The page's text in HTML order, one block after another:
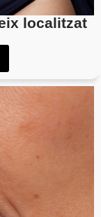
localitzat